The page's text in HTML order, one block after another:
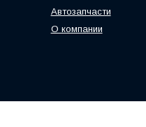
Автозапчасти
О компании